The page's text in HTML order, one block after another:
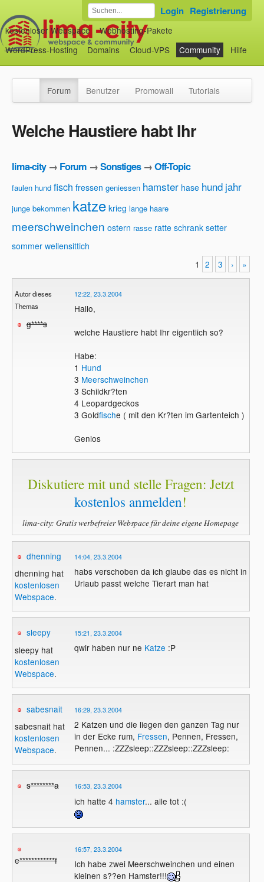
kostenloser Webspace
Webhosting-Pakete
WordPress-Hosting
Domains Cloud-VPS Community Hilfe
Login Registrierung
Forum Benutzer Promowall Tutorials
Welche Haustiere habt Ihr
lima-city→ Forum →Sonstiges→Off-Topic
faulen hund fisch fressen geniessen hamster hase hund jahr
junge bekommen katze krieg lange haare
meerschweinchen ostern rasse ratte schrank setter
sommer wellensittich
1 2 3 › »
Autor dieses
Themas
g****s
12:22, 23.3.2004
Hallo,
welche Haustiere habt Ihr eigentlich so?
Habe:
1 Hund
3 Meerschweinchen
3 Schildkr?ten
4 Leopardgeckos
3 Goldfische ( mit den Kr?ten im Gartenteich )
Genios
Diskutiere mit und stelle Fragen: Jetzt
kostenlos anmelden!
lima-city: Gratis werbefreier Webspace für deine eigene Homepage
dhenning
dhenning hat
kostenlosen
Webspace.
14:04, 23.3.2004
habs verschoben da ich glaube das es nicht in
Urlaub passt welche Tierart man hat
sleepy
sleepy hat
kostenlosen
Webspace.
15:21, 23.3.2004
qwir haben nur ne Katze :P
sabesnait
sabesnait hat
kostenlosen
Webspace.
16:29, 23.3.2004
2 Katzen und die liegen den ganzen Tag nur
in der Ecke rum, Fressen, Pennen, Fressen,
Pennen... :ZZZsleep::ZZZsleep::ZZZsleep:
s********a 16:53, 23.3.2004
ich hatte 4 hamster... alle tot :(
e************f
16:57, 23.3.2004
Ich habe zwei Meerschweinchen und einen
kleinen s??en Hamster!!!